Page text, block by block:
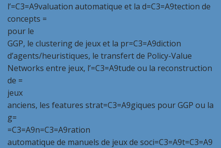
l’=C3=A9valuation automatique et la d=C3=A9tection de
concepts =
pour le
GGP, le clustering de jeux et la pr=C3=A9diction
d’agents/heuristiques, le transfert de Policy-Value
Networks entre jeux, l’=C3=A9tude ou la reconstruction
de =
jeux
anciens, les features strat=C3=A9giques pour GGP ou la
g=
=C3=A9n=C3=A9ration
automatique de manuels de jeux de soci=C3=A9t=C3=A9